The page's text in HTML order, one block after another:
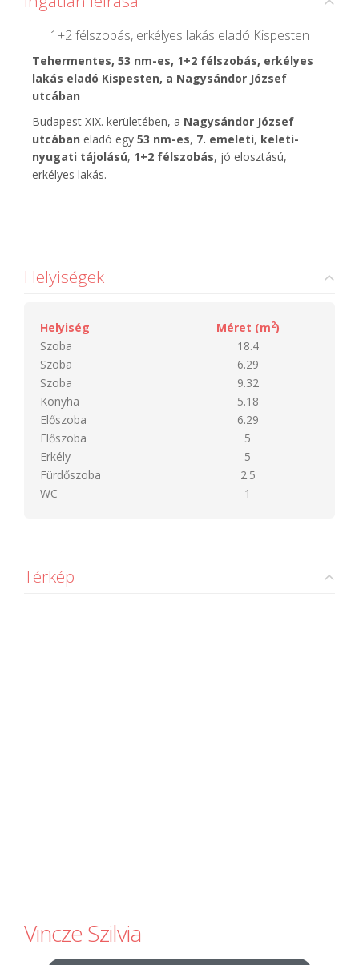
1+2 félszobás, erkélyes lakás eladó Kispesten
Tehermentes, 53 nm-es, 1+2 félszobás, erkélyes
lakás eladó Kispesten, a Nagysándor József
utcában
Budapest XIX. kerületében, a Nagysándor József
utcában eladó egy 53 nm-es, 7. emeleti, keleti-
nyugati tájolású, 1+2 félszobás, jó elosztású,
erkélyes lakás.
Helyiségek
Helyiség Méret (m2)
Szoba
18.4
Szoba
6.29
Szoba
9.32
Konyha
5.18
Előszoba
6.29
Előszoba
5
Erkély
5
Fürdőszoba
2.5
WC
1
Térkép
Vincze Szilvia